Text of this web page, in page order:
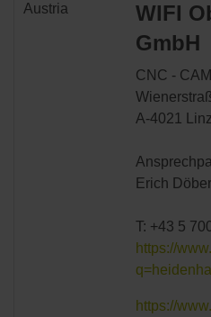
Austria
WIFI
GmbH
CNC - CAM
A-4021 Linz
Erich
T: +43 5
https://
https://